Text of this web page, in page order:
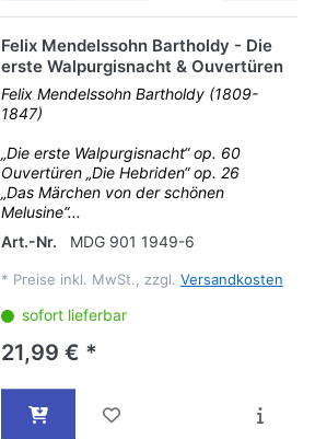
Felix Mendelssohn Bartholdy - Die
erste Walpurgisnacht & Ouvertüren
Felix Mendelssohn Bartholdy (1809-
1847)
„Die erste Walpurgisnacht“ op. 60
Ouvertüren „Die Hebriden“ op. 26
„Das Märchen von der schönen
Melusine“...
Art.-Nr.
MDG 901 1949-6
* Preise inkl. MwSt., zzgl. Versandkosten
sofort lieferbar
21,99 € *